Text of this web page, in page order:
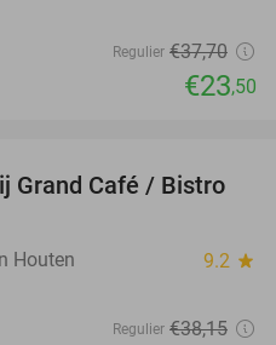
Regulier €37,70
€23,50
32%
Grand Café / Bistro
Houten 9.2 star
Regulier €38,15